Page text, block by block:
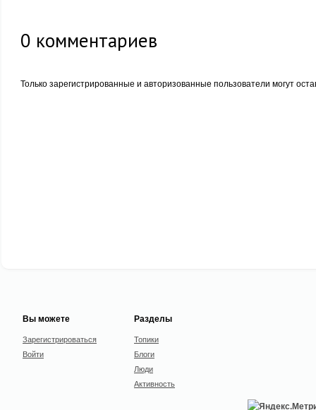
0 комментариев
Только зарегистрированные и авторизованные пользователи могут
Вы можете
Зарегистрироваться
Войти
Разделы
Топики
Блоги
Люди
Активность